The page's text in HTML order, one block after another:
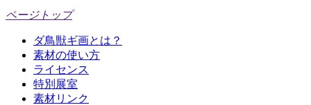
ページトップ
ダ鳥獣ギ画とは？
素材の使い方
ライセンス
特別展室
素材リンク